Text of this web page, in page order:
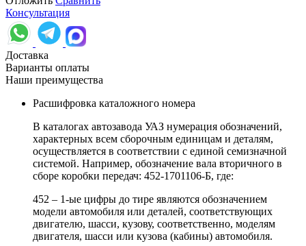
Консультация
Доставка
Варианты оплаты
Наши преимущества
Расшифровка каталожного номера
В каталогах автозавода УАЗ нумерация обозначений,
характерных всем сборочным единицам и деталям,
осуществляется в соответствии с единой семизначной
системой. Например, обозначение вала вторичного в
сборе коробки передач: 452-1701106-Б, где:
452 – 1-ые цифры до тире являются обозначением
модели автомобиля или деталей, соответствующих
двигателю, шасси, кузову, соответственно, моделям
двигателя, шасси или кузова (кабины) автомобиля.